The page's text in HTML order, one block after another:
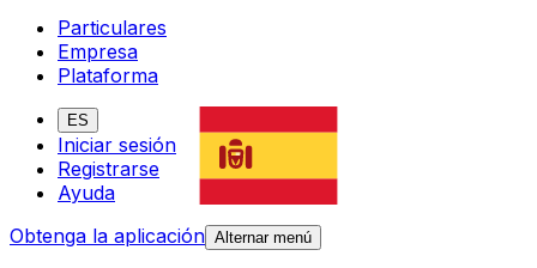
Particulares
Empresa
Plataforma
ES
Iniciar sesión
Registrarse
Ayuda
Obtenga la aplicación Alternar menú